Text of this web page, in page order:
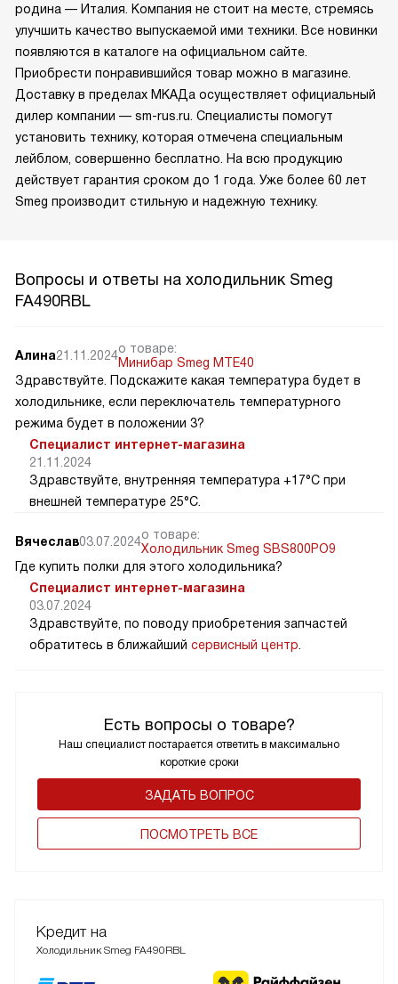
родина — Италия. Компания не стоит на месте, стремясь
улучшить качество выпускаемой ими техники. Все новинки
появляются в каталоге на официальном сайте.
Приобрести понравившийся товар можно в магазине.
Доставку в пределах МКАДа осуществляет официальный
дилер компании — sm-rus.ru. Специалисты помогут
установить технику, которая отмечена специальным
лейблом, совершенно бесплатно. На всю продукцию
действует гарантия сроком до 1 года. Уже более 60 лет
Smeg производит стильную и надежную технику.
Вопросы и ответы на холодильник Smeg
FA490RBL
Есть вопросы о товаре?
Наш специалист постарается ответить в максимально
короткие сроки
ЗАДАТЬ ВОПРОС
ПОCМОТРЕТЬ ВСЕ
Алина21.11.2024о товаре:
Минибар Smeg MTE40
Здравствуйте. Подскажите какая температура будет в
холодильнике, если переключатель температурного
режима будет в положении 3?
Специалист интернет-магазина
21.11.2024
Здравствуйте, внутренняя температура +17°C при
внешней температуре 25°C.
Вячеслав03.07.2024о товаре:
Холодильник Smeg SBS800PO9
Где купить полки для этого холодильника?
Специалист интернет-магазина
03.07.2024
Здравствуйте, по поводу приобретения запчастей
обратитесь в ближайший сервисный центр
Кредит на
Холодильник Smeg FA490RBL